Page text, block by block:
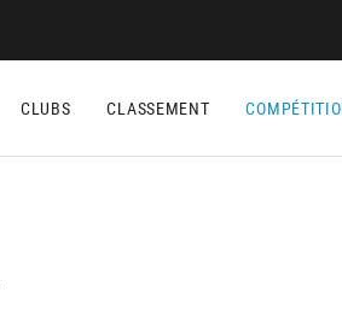
CLUBS CLASSEMENT